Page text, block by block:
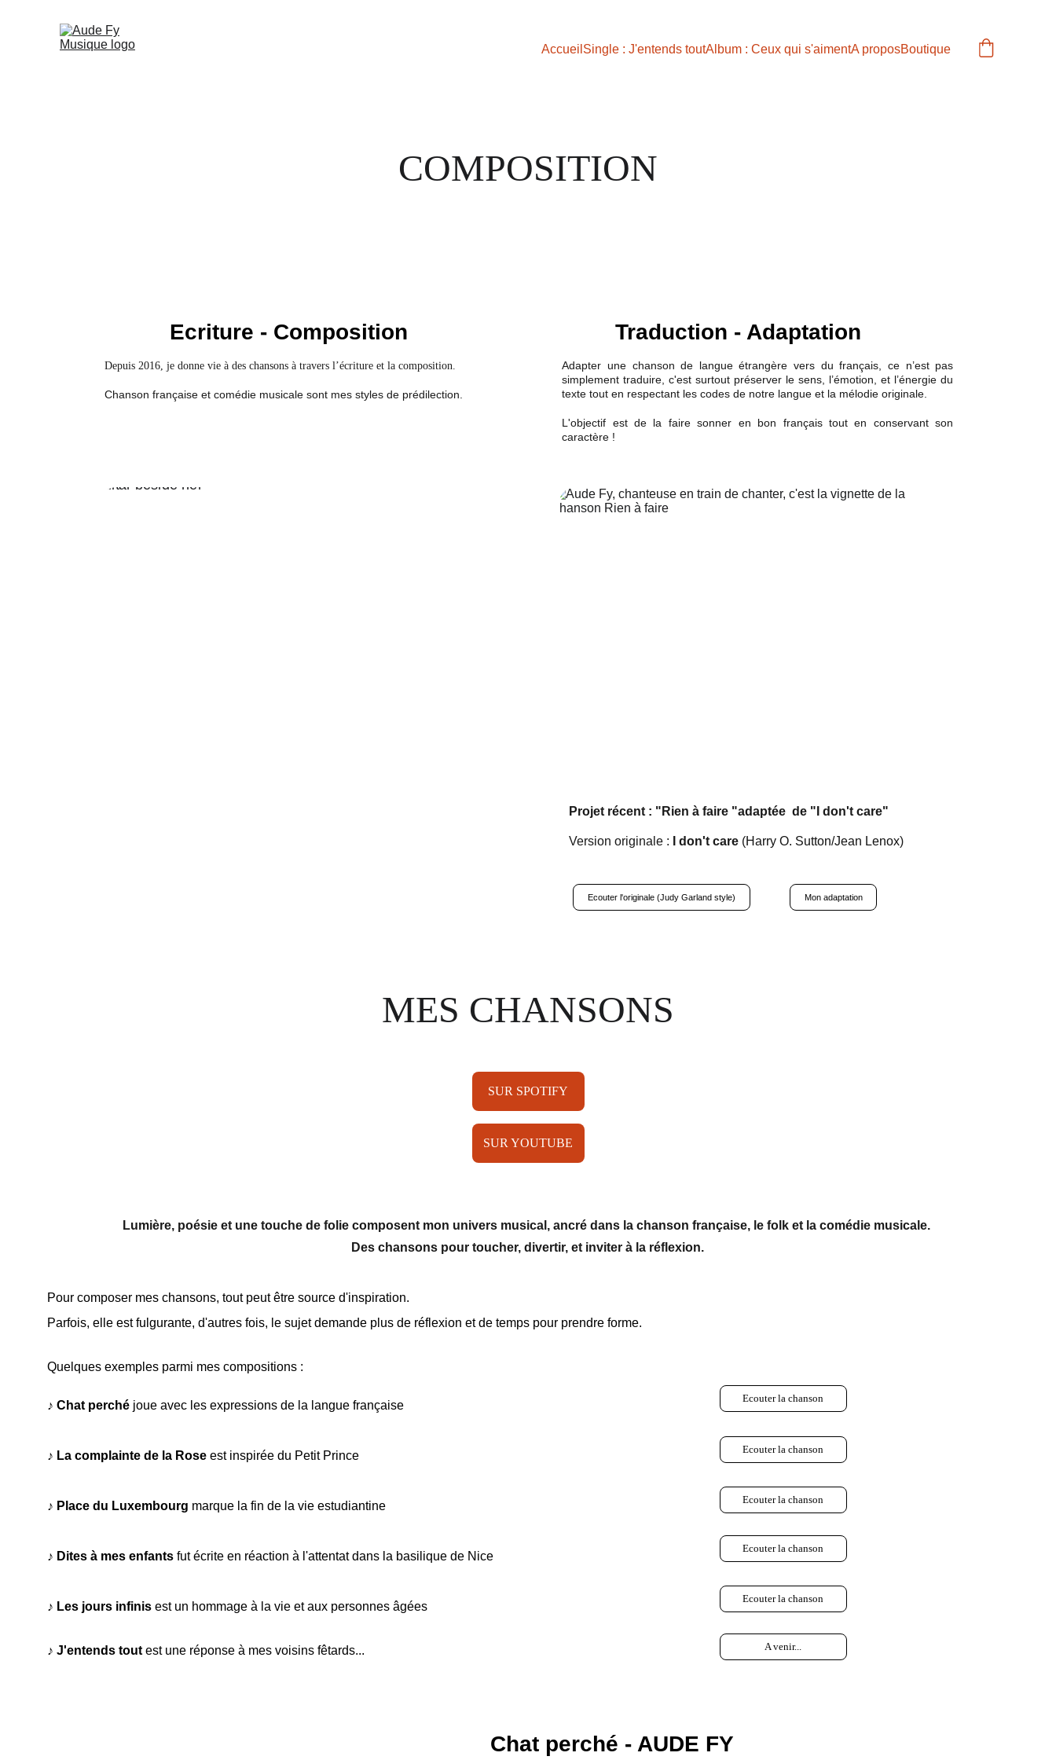
Accueil Single : J'entends toutAlbum : Ceux qui s'aimentA proposBoutique
Ecriture - Composition
COMPOSITION
Traduction - Adaptation
Depuis 2016, je donne vie à des chansons à travers l’écriture et la composition.
Chanson française et comédie musicale sont mes styles de prédilection.
Adapter une chanson de langue étrangère vers du français, ce n’est pas
simplement traduire, c'est surtout préserver le sens, l’émotion, et l’énergie du
texte tout en respectant les codes de notre langue et la mélodie originale.
L'objectif est de la faire sonner en bon français tout en conservant son
caractère !
Projet récent : "Rien à faire "adaptée  de "I don't care"
Version originale : I don't care (Harry O. Sutton/Jean Lenox)
Ecouter l'originale (Judy Garland style) Mon adaptation
Chat perché - AUDE FY
Pour composer mes chansons, tout peut être source d'inspiration.
Parfois, elle est fulgurante, d'autres fois, le sujet demande plus de réflexion et de temps pour prendre forme.
Quelques exemples parmi mes compositions :
♪ Chat perché joue avec les expressions de la langue française
♪ La complainte de la Rose est inspirée du Petit Prince
♪ Place du Luxembourg marque la fin de la vie estudiantine
♪ Dites à mes enfants fut écrite en réaction à l'attentat dans la basilique de Nice
♪ Les jours infinis est un hommage à la vie et aux personnes âgées
♪ J'entends tout est une réponse à mes voisins fêtards...
Ecouter la chanson
Ecouter la chanson
Ecouter la chanson
Ecouter la chanson
Ecouter la chanson
MES CHANSONS
Lumière, poésie et une touche de folie composent mon univers musical, ancré dans la chanson française, le folk et la comédie musicale.
Des chansons pour toucher, divertir, et inviter à la réflexion.
SUR SPOTIFY
SUR YOUTUBE
A venir...